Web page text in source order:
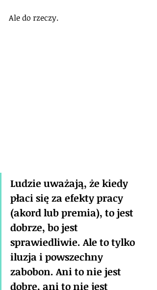
Ale do rzeczy.
Ludzie uważają, że kiedy
płaci się za efekty pracy
(akord lub premia), to jest
dobrze, bo jest
sprawiedliwie. Ale to tylko
iluzja i powszechny
zabobon. Ani to nie jest
dobre, ani to nie jest